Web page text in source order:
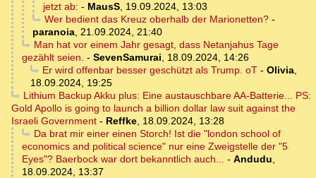
jetzt ab: - MausS, 19.09.2024, 13:03
Wer bedient das Kreuz oberhalb der Marionetten?-
paranoia, 21.09.2024, 21:40
Man hat vor einem Jahr gesagt, dass Netanjahus Tage
gezählt seien. - SevenSamurai, 18.09.2024, 14:26
Er wird offenbar besser geschützt als Trump. oT- Olivia,
18.09.2024, 19:25
Lithium Backup Akku plus: Eine austauschbare AA-Batterie... PS:
Gold Apollo is going to launch a billion dollar law suit against the
Israeli Government - Reffke, 18.09.2024, 13:28
Da brat mir einer einen Storch! Ist die "london school of
economics and political science" nur eine Zweigstelle der "5
Eyes"? Baerbock war dort bekanntlich auch... - Andudu,
18.09.2024, 13:37